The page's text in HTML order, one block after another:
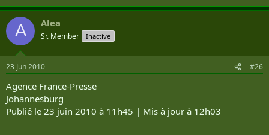
A Alea
Sr. Member Inactive
23 Jun 2010 #26
Agence France-Presse
Johannesburg
Publié le 23 juin 2010 à 11h45 | Mis à jour à 12h03